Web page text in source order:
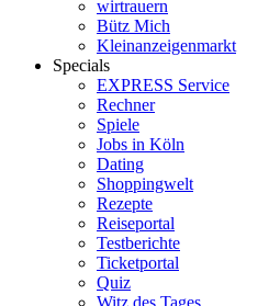
wirtrauern
Bütz Mich
Kleinanzeigenmarkt
Specials
EXPRESS Service
Rechner
Spiele
Jobs in Köln
Dating
Shoppingwelt
Rezepte
Reiseportal
Testberichte
Ticketportal
Quiz
Witz des Tages